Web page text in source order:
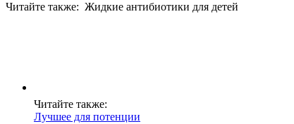
Читайте также: Жидкие антибиотики для детей
Читайте также:
Лучшее для потенции